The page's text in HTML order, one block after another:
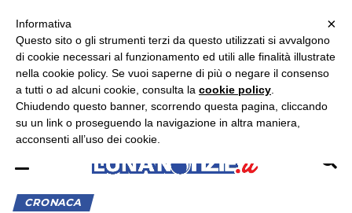
ASCOLTA RADIO LUNA
CRONACA
×
×
Informativa
Questo sito o gli strumenti terzi da questo utilizzati si avvalgono
di cookie necessari al funzionamento ed utili alle finalità illustrate
nella cookie policy. Se vuoi saperne di più o negare il consenso
a tutti o ad alcuni cookie, consulta la cookie policy
Chiudendo questo banner, scorrendo questa pagina, cliccando
su un link o proseguendo la navigazione in altra maniera,
acconsenti all’uso dei cookie.